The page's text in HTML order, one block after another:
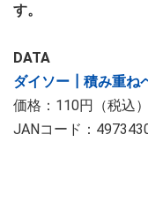
す。
DATA
ダイソー┃積み重ね
価格：110円（税込）
JANコード：